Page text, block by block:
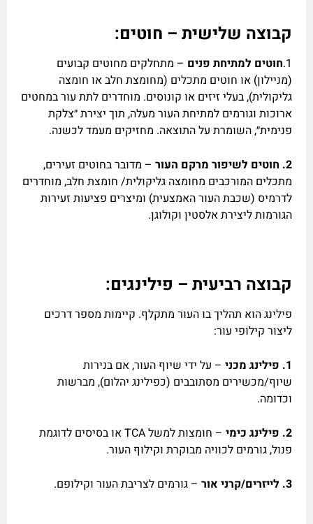
קבוצה שלישית – חוטים:
1. חוטים למתיחת פנים – מתחלקים מחוטים קבועים
(מניילון) או חוטים מתכלים (מחומצת חלב או חומצה
גליקולית), בעלי זיזים או קונוסים. מוחדרים לתת עור במחטים
ארוכות וגורמים למתיחת העור מעלה, תוך יצירת ״צלקת
פנימית״, השומרת על התוצאה. מחזיקים מעמד לכשנה.
2. חוטים לשיפור מרקם העור
– מדובר בחוטים זעירים,
מתכלים המורכבים מחומצה גליקולית/ חומצת חלב, מוחדרים
לדרמיס (שכבת העור האמצעית) ומיצרים פציעות זעירות
הגורמות ליצירת אלסטין וקולוגן.
קבוצה רביעית – פילינגים:
פילינג הוא תהליך בו העור מתקלף. קיימות מספר דרכים
ליצור קילופי עור:
1. פילינג מכני
– על ידי שיוף העור, אם בנירות
שיוף/מכשירים מסתובבים (כפילינג יהלום), מברשות
וכדומה.
2. פילינג כימי
– חומצות למשל TCA או בסיסים לדוגמת
פנול, גורמים לכוויה מבוקרת וקילוף העור.
3. לייזרים/קרני אור – גורמים לצריבת העור וקילופם.